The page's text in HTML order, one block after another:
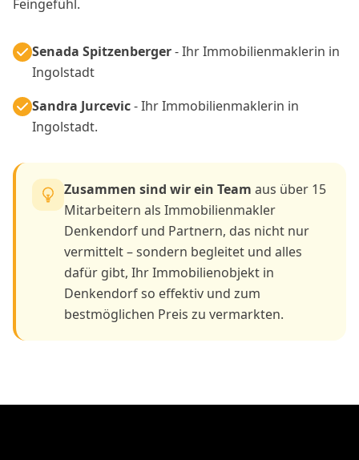
Feingefühl.
Senada Spitzenberger- Ihr Immobilienmaklerin in
Ingolstadt
Sandra Jurcevic- Ihr Immobilienmaklerin in
Ingolstadt.
Zusammen sind wir ein Team aus über 15
Mitarbeitern als Immobilienmakler
Denkendorf und Partnern, das nicht nur
vermittelt – sondern begleitet und alles
dafür gibt, Ihr Immobilienobjekt in
Denkendorf so effektiv und zum
bestmöglichen Preis zu vermarkten.